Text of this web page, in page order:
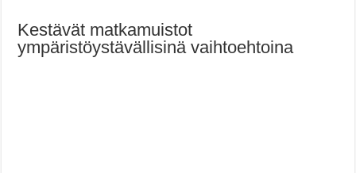
Kestävät matkamuistot
ympäristöystävällisinä vaihtoehtoina